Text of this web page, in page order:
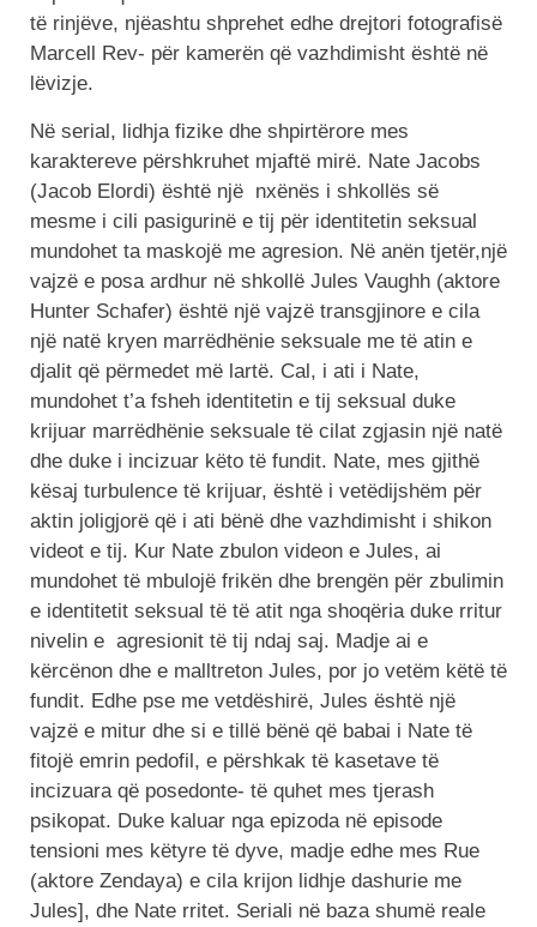
të rinjëve, njëashtu shprehet edhe drejtori fotografisë
Marcell Rev- për kamerën që vazhdimisht është në
lëvizje.
Në serial, lidhja fizike dhe shpirtërore mes
karaktereve përshkruhet mjaftë mirë. Nate Jacobs
(Jacob Elordi) është një nxënës i shkollës së
mesme i cili pasigurinë e tij për identitetin seksual
mundohet ta maskojë me agresion. Në anën tjetër,një
vajzë e posa ardhur në shkollë Jules Vaughh (aktore
Hunter Schafer) është një vajzë transgjinore e cila
një natë kryen marrëdhënie seksuale me të atin e
djalit që përmedet më lartë. Cal, i ati i Nate,
mundohet t’a fsheh identitetin e tij seksual duke
krijuar marrëdhënie seksuale të cilat zgjasin një natë
dhe duke i incizuar këto të fundit. Nate, mes gjithë
kësaj turbulence të krijuar, është i vetëdijshëm për
aktin joligjorë që i ati bënë dhe vazhdimisht i shikon
videot e tij. Kur Nate zbulon videon e Jules, ai
mundohet të mbulojë frikën dhe brengën për zbulimin
e identitetit seksual të të atit nga shoqëria duke rritur
nivelin e agresionit të tij ndaj saj. Madje ai e
kërcënon dhe e malltreton Jules, por jo vetëm këtë të
fundit. Edhe pse me vetdëshirë, Jules është një
vajzë e mitur dhe si e tillë bënë që babai i Nate të
fitojë emrin pedofil, e përshkak të kasetave të
incizuara që posedonte- të quhet mes tjerash
psikopat. Duke kaluar nga epizoda në episode
tensioni mes këtyre të dyve, madje edhe mes Rue
(aktore Zendaya) e cila krijon lidhje dashurie me
Jules], dhe Nate rritet. Seriali në baza shumë reale